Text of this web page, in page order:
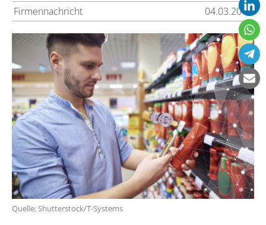
Firmennachricht 04.03.2017
Quelle: Shutterstock/T-Systems